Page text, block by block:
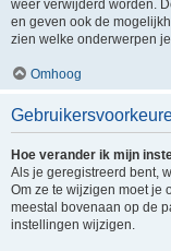
weer verwijderd worden.
en geven ook de
zien welke onderwerpen
Omhoog
Hoe verander ik mijn
Als je geregistreerd bent,
Om ze te wijzigen moet je
meestal bovenaan op de
instellingen wijzigen.